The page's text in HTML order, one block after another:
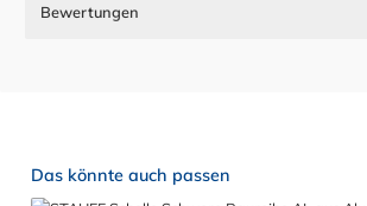
Bewertungen
Produktgalerie überspringen
Das könnte auch passen